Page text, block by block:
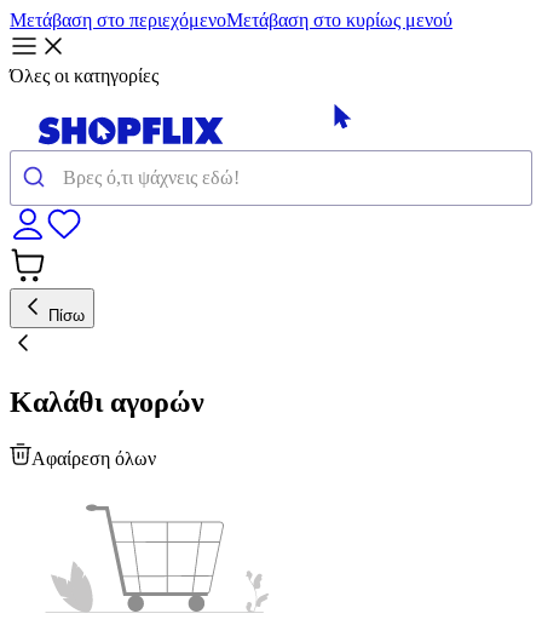
Μετάβαση στο περιεχόμενοΜετάβαση στο κυρίως μενού
Όλες οι κατηγορίες
Πίσω
Καλάθι αγορών
Αφαίρεση όλων